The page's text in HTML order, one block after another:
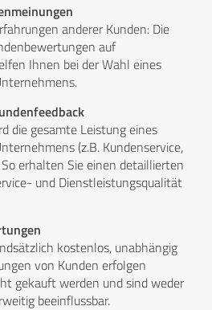
anderer Kunden: Die
auf
Ihnen bei der Wahl eines
die gesamte Leistung eines
(z.B. Kundenservice,
erhalten Sie einen detaillierten
und Dienstleistungsqualität
kostenlos, unabhängig
von Kunden erfolgen
gekauft werden und sind weder
beeinflussbar.